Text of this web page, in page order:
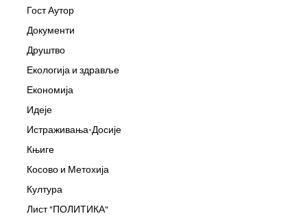
Гост Аутор
Документи
Друштво
Екологија и здравље
Економија
Идеје
Истраживања-Досије
Књиге
Косово и Метохија
Култура
Лист "ПОЛИТИКА"